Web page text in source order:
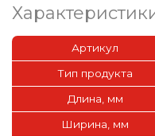
Артикул
Тип продукта
Длина, мм
Ширина, мм